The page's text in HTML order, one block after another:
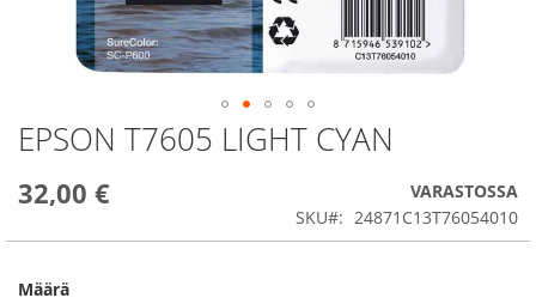
EPSON T7605 LIGHT CYAN
32,00 €
VARASTOSSA
SKU
24871C13T76054010
Määrä
Skip
to
beginning
the
gallery